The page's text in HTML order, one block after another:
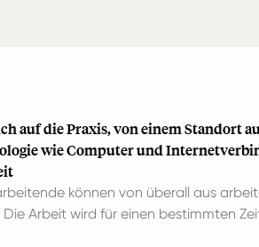
auf die Praxis, von einem Standort
wie Computer und
können von überall aus
Arbeit wird für einen bestimmten